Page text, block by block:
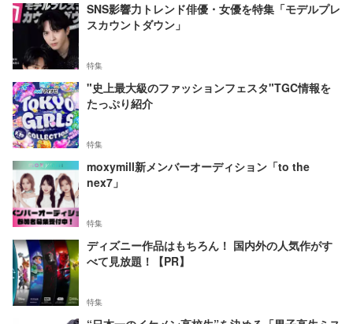
SNS影響力トレンド俳優・女優を特集「モデルプレ
スカウントダウン」
特集
"史上最大級のファッションフェスタ"TGC情報を
たっぷり紹介
特集
moxymill新メンバーオーディション「to the
nex7」
特集
ディズニー作品はもちろん！ 国内外の人気作がす
べて見放題！【PR】
特集